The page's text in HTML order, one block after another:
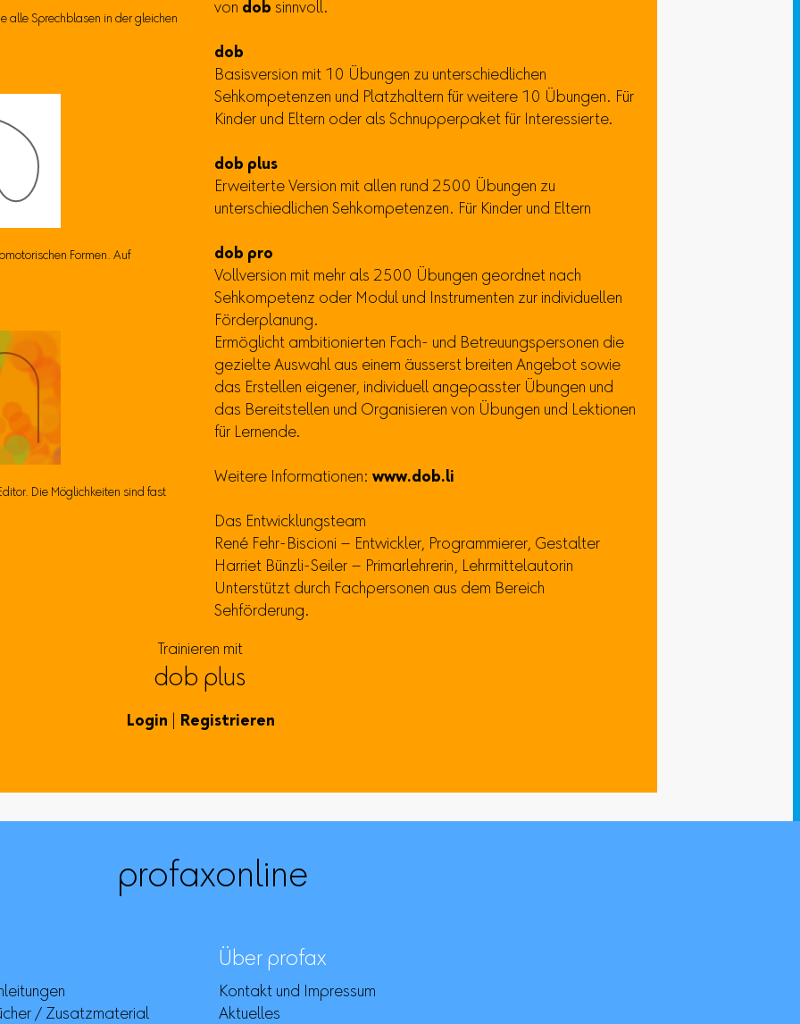
alle Sprechblasen in der gleichen
Formen. Auf
Die Möglichkeiten sind fast
von dob sinnvoll.
dob
Basisversion mit 10 Übungen zu unterschiedlichen
Sehkompetenzen und Platzhaltern für weitere 10 Übungen. Für
Kinder und Eltern oder als Schnupperpaket für Interessierte.
dob plus
Erweiterte Version mit allen rund 2500 Übungen zu
unterschiedlichen Sehkompetenzen. Für Kinder und Eltern
dob pro
Vollversion mit mehr als 2500 Übungen geordnet nach
Sehkompetenz oder Modul und Instrumenten zur individuellen
Förderplanung.
Ermöglicht ambitionierten Fach- und Betreuungspersonen die
gezielte Auswahl aus einem äusserst breiten Angebot sowie
das Erstellen eigener, individuell angepasster Übungen und
das Bereitstellen und Organisieren von Übungen und Lektionen
für Lernende.
Weitere Informationen: www.dob.li
Das Entwicklungsteam
René Fehr-Biscioni – Entwickler, Programmierer, Gestalter
Harriet Bünzli-Seiler – Primarlehrerin, Lehrmittelautorin
Unterstützt durch Fachpersonen aus dem Bereich
Sehförderung.
Trainieren mit
dob plus
Login Registrieren
profaxonline
/ Zusatzmaterial
Über profax
Kontakt und Impressum
Aktuelles